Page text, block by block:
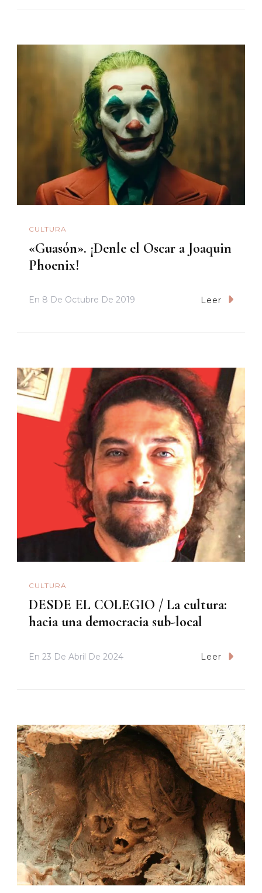
CULTURA
«Guasón». ¡Denle el Oscar a Joaquin
Phoenix!
En 8 De Octubre De 2019 Leer
CULTURA
DESDE EL COLEGIO / La cultura:
hacia una democracia sub-local
En 23 De Abril De 2024 Leer